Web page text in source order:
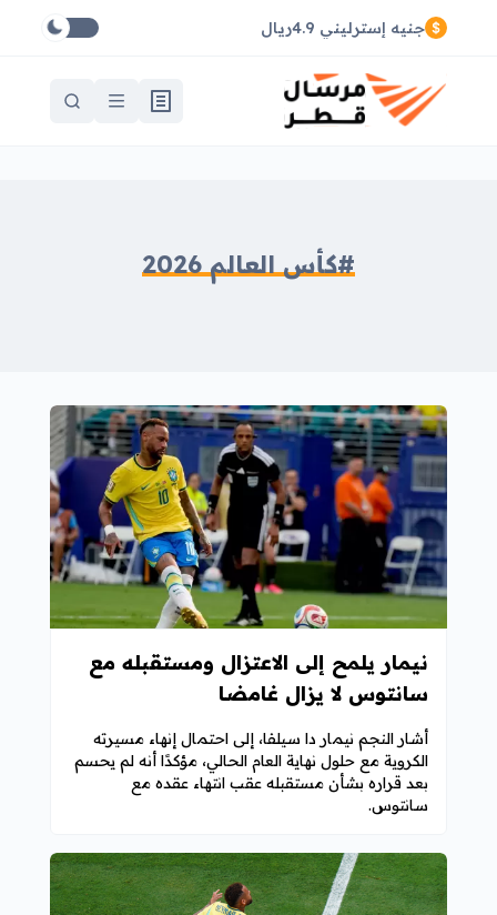
جنيه إسترليني 4.9ريال
#كأس العالم 2026
نيمار يلمح إلى الاعتزال ومستقبله مع
سانتوس لا يزال غامضا
أشار النجم نيمار دا سيلفا، إلى احتمال إنهاء مسيرته
الكروية مع حلول نهاية العام الحالي، مؤكدًا أنه لم يحسم
بعد قراره بشأن مستقبله عقب انتهاء عقده مع
سانتوس.